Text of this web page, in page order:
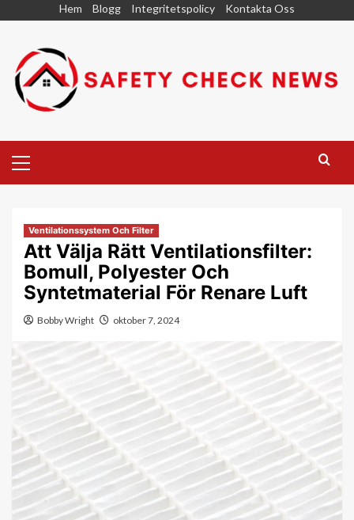
content
Hem Blogg Integritetspolicy Kontakta Oss
Menu
Ventilationssystem Och Filter
Att Välja Rätt Ventilationsfilter:
Bomull, Polyester Och
Syntetmaterial För Renare Luft
Bobby Wright oktober 7, 2024